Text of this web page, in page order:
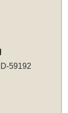
59192